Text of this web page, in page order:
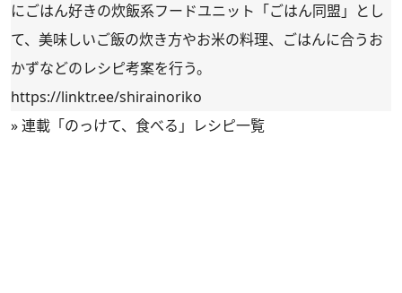
にごはん好きの炊飯系フードユニット「ごはん同盟」とし
て、美味しいご飯の炊き方やお米の料理、ごはんに合うお
かずなどのレシピ考案を行う。
https://linktr.ee/shirainoriko
»連載「のっけて、食べる」レシピ一覧